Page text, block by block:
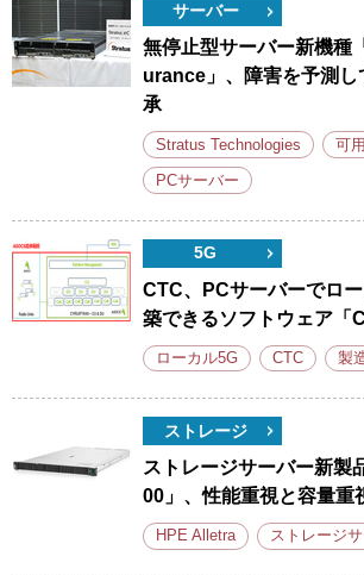
サーバー
無停止型サーバー新機種
urance」、障害を予測し
承
Stratus Technologies 可
PCサーバー
5G
CTC、PCサーバーでロ
築できるソフトウェア「
ローカル5G CTC 製
ストレージ
ストレージサーバー新製
00」、性能重視と容量重
HPE Alletra ストレージ